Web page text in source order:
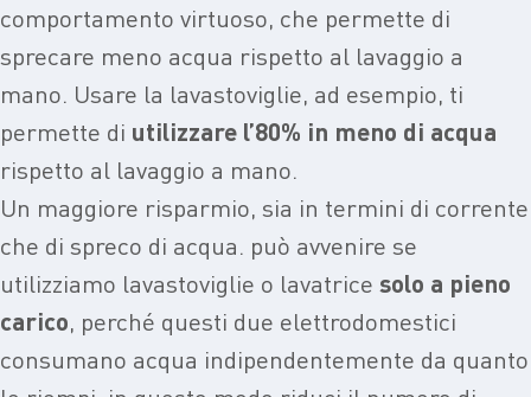
comportamento virtuoso, che permette di
sprecare meno acqua rispetto al lavaggio a
mano. Usare la lavastoviglie, ad esempio, ti
permette di utilizzare l’80% in meno di acqua
rispetto al lavaggio a mano.
Un maggiore risparmio, sia in termini di corrente
che di spreco di acqua. può avvenire se
utilizziamo lavastoviglie o lavatrice solo a pieno
carico, perché questi due elettrodomestici
consumano acqua indipendentemente da quanto